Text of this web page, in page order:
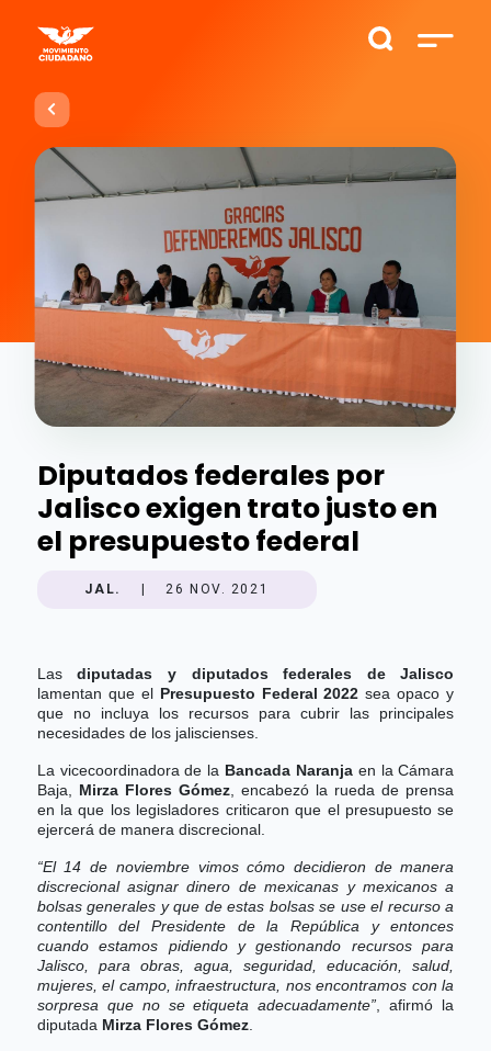
Diputados federales por
Jalisco exigen trato justo en
el presupuesto federal
JAL. 26 NOV. 2021
Lasdiputadas y diputados federales de Jalisco
lamentan que el Presupuesto Federal 2022 sea opaco y
que no incluya los recursos para cubrir las principales
necesidades de los jaliscienses.
La vicecoordinadora de la Bancada Naranjaen la Cámara
Baja, Mirza Flores Gómez, encabezó la rueda de prensa
en la que los legisladores criticaron que el presupuesto se
ejercerá de manera discrecional.
“El 14 de noviembre vimos cómo decidieron de manera
discrecional asignar dinero de mexicanas y mexicanos a
bolsas generales y que de estas bolsas se use el recurso a
contentillo del Presidente de la República y entonces
cuando estamos pidiendo y gestionando recursos para
Jalisco, para obras, agua, seguridad, educación, salud,
mujeres, el campo, infraestructura, nos encontramos con la
sorpresa que no se etiqueta adecuadamente” , afirmó la
diputada Mirza Flores Gómez.